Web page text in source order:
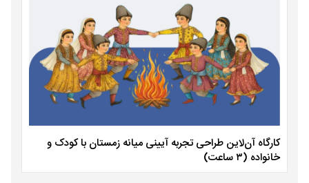
کارگاه آن‌لاین طراحی تجربه آیینی میانه زمستان با کودک و
خانواده (۳ ساعت)